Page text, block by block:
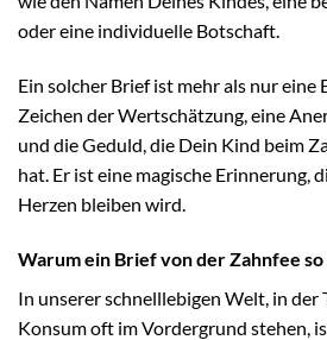
oder eine individuelle Botschaft.
Ein solcher Brief ist mehr als nur eine
Zeichen der Wertschätzung, eine
und die Geduld, die Dein Kind beim
hat. Er ist eine magische Erinnerung,
Herzen bleiben wird.
Warum ein Brief von der Zahnfee
In unserer schnelllebigen Welt, in der
Konsum oft im Vordergrund stehen,